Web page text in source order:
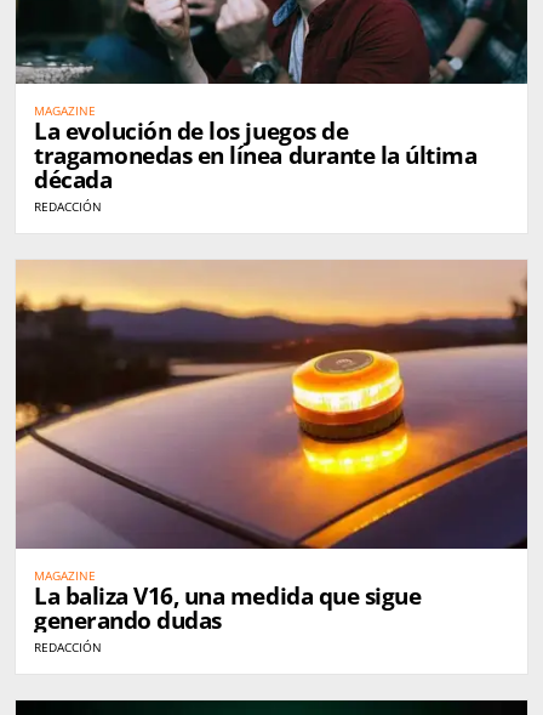
MAGAZINE
La evolución de los juegos de
tragamonedas en línea durante la última
década
REDACCIÓN
MAGAZINE
La baliza V16, una medida que sigue
generando dudas
REDACCIÓN